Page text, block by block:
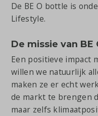
De BE O bottle is
Lifestyle.
De missie van BE
Een positieve impact
willen we natuurlijk
maken ze er echt
de markt te brengen
maar zelfs